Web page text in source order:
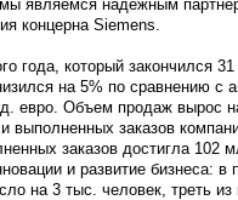
являемся надежным
концерна Siemens.
года, который закончился
на 5% по сравнению с
евро. Объем продаж вырос
заказов
заказов достигла 102
и развитие бизнеса: в
на 3 тыс. человек, треть из